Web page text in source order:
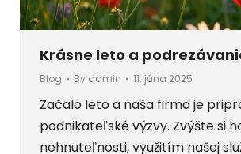
Krásne leto a
Blog By admin 11. júna 2025
Začalo leto a naša firma je
podnikateľské výzvy. Zvýšte si
nehnuteľnosti, využitím našej